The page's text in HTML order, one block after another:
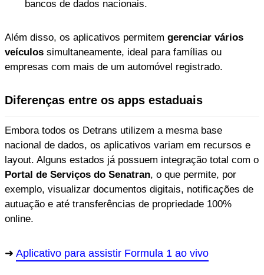
bancos de dados nacionais.
Além disso, os aplicativos permitem gerenciar vários
veículos simultaneamente, ideal para famílias ou
empresas com mais de um automóvel registrado.
Diferenças entre os apps estaduais
Embora todos os Detrans utilizem a mesma base
nacional de dados, os aplicativos variam em recursos e
layout. Alguns estados já possuem integração total com o
Portal de Serviços do Senatran, o que permite, por
exemplo, visualizar documentos digitais, notificações de
autuação e até transferências de propriedade 100%
online.
Aplicativo para assistir Formula 1 ao vivo